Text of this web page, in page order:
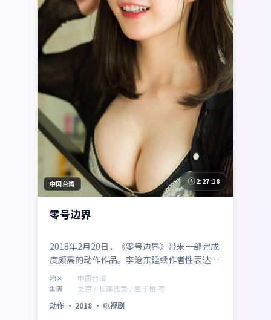
中国台湾 2:27:18
零号边界
2018年2月20日，《零号边界》带来一部完成
度颇高的动作作品。李沧东延续作者性表达，
吴京、长泽雅美、章子怡、蒂尔达·斯文顿、
秦海璐、小栗旬在群像中各据立场，冲突升级
自然。制作来自中国台湾，适合偏好社会议题
与类型融合的影迷。
地区 中国台湾
主演
吴京 / 长泽雅美 / 章子怡 等
动作 · 2018 · 电视剧